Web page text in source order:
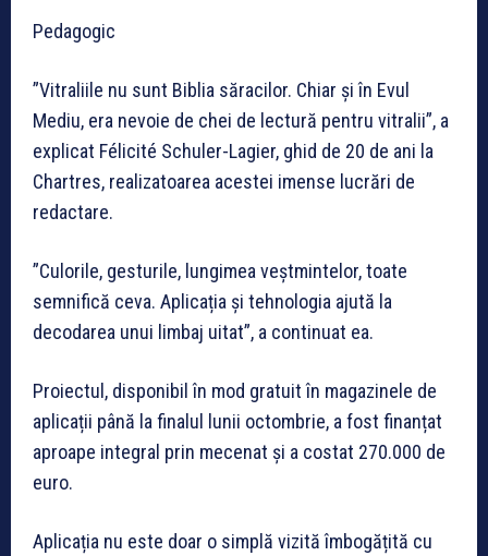
Pedagogic
”Vitraliile nu sunt Biblia săracilor. Chiar și în Evul
Mediu, era nevoie de chei de lectură pentru vitralii”, a
explicat Félicité Schuler-Lagier, ghid de 20 de ani la
Chartres, realizatoarea acestei imense lucrări de
redactare.
”Culorile, gesturile, lungimea veștmintelor, toate
semnifică ceva. Aplicația și tehnologia ajută la
decodarea unui limbaj uitat”, a continuat ea.
Proiectul, disponibil în mod gratuit în magazinele de
aplicații până la finalul lunii octombrie, a fost finanțat
aproape integral prin mecenat și a costat 270.000 de
euro.
Aplicația nu este doar o simplă vizită îmbogățită cu